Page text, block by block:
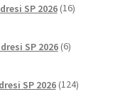
SP 2026 16izdelkov
SP 2026 6izdelkov
SP 2026 124izdelkov